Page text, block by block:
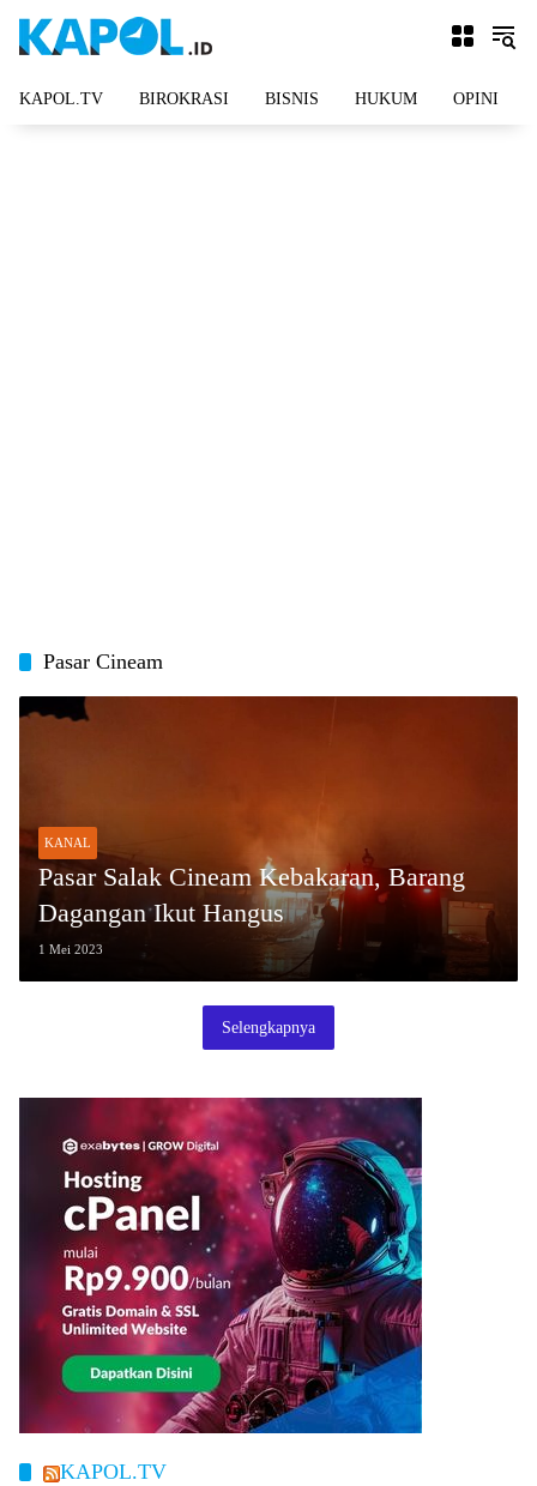
KAPOL.TV BIROKRASI BISNIS HUKUM OPINI
Pasar Cineam
KANAL
Pasar Salak Cineam Kebakaran, Barang
Dagangan Ikut Hangus
1 Mei 2023
Selengkapnya
KAPOL.TV